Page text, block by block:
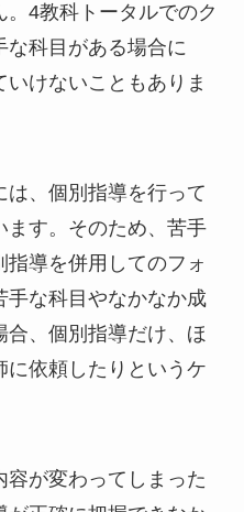
4教科トータルでのク
な科目がある場合に
けないこともありま
、個別指導を行って
ます。そのため、苦手
導を併用してのフォ
手な科目やなかなか成
、個別指導だけ、ほ
に依頼したりというケ
が変わってしまった